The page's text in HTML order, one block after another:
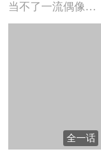
的话就只能去拍
AV
当不了一流偶像的
话就只能去拍AV漫
全一话